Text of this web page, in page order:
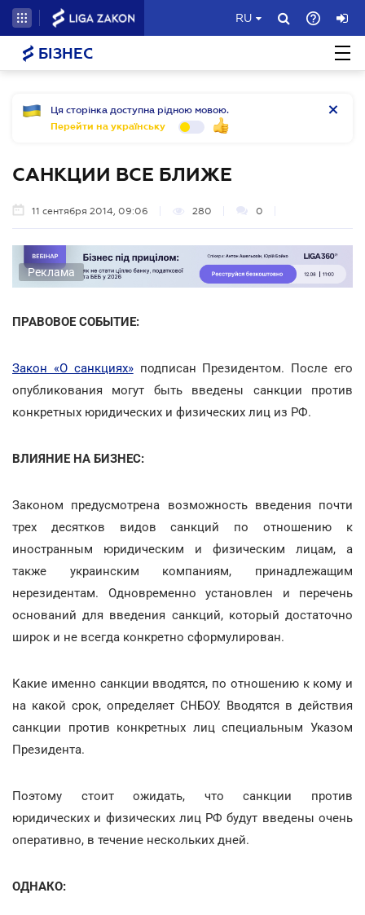
RU
БІЗНЕС
Ця сторінка доступна рідною мовою.
Перейти на українську
САНКЦИИ ВСЕ БЛИЖЕ
11 сентября 2014, 09:06 280 0
Реклама
ПРАВОВОЕ СОБЫТИЕ:
Закон «О санкциях»подписан Президентом. После его
опубликования могут быть введены санкции против
конкретных юридических и физических лиц из РФ.
ВЛИЯНИЕ НА БИЗНЕС:
Законом предусмотрена возможность введения почти
трех десятков видов санкций по отношению к
иностранным юридическим и физическим лицам, а
также украинским компаниям, принадлежащим
нерезидентам. Одновременно установлен и перечень
оснований для введения санкций, который достаточно
широк и не всегда конкретно сформулирован.
Какие именно санкции вводятся, по отношению к кому и
на какой срок, определяет СНБОУ. Вводятся в действия
санкции против конкретных лиц специальным Указом
Президента.
Поэтому стоит ожидать, что санкции против
юридических и физических лиц РФ будут введены очень
оперативно, в течение нескольких дней.
ОДНАКО: